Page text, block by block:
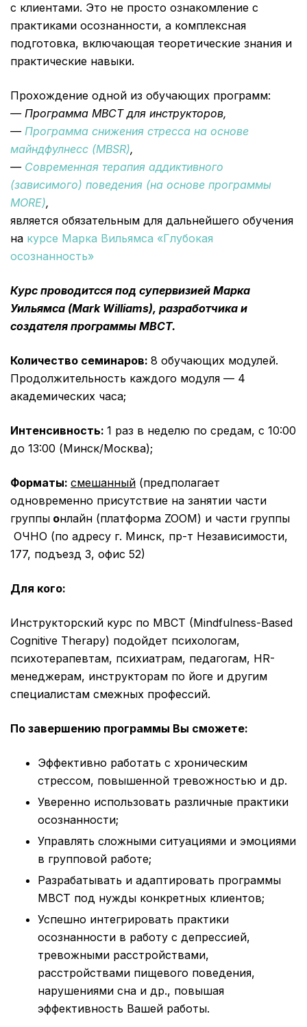
с клиентами. Это не просто ознакомление с
практиками осознанности, а комплексная
подготовка, включающая теоретические знания и
практические навыки.
Прохождение одной из обучающих программ:
— Программа MBCT для инструкторов,
— Программа снижения стресса на основе
майндфулнесс (MBSR),
— Cовременная терапия аддиктивного
(зависимого) поведения (на основе программы
MORE),
является обязательным для дальнейшего обучения
на курсе Марка Вильямса «Глубокая
осознанность»
Курс проводитсся под супервизией Марка
Уильямса (Mark Williams), разработчика и
создателя программы MBCT.
Количество семинаров: 8 обучающих модулей.
Продолжительность каждого модуля — 4
академических часа;
Интенсивность: 1 раз в неделю по средам, с 10:00
до 13:00 (Минск/Москва);
Форматы: смешанный (предполагает
одновременно присутствие на занятии части
группы онлайн (платформа ZOOM) и части группы
ОЧНО (по адресу г. Минск, пр-т Независимости,
177, подъезд 3, офис 52)
Для кого:
Инструкторский курс по MBCT (Mindfulness-Based
Cognitive Therapy) подойдет психологам,
психотерапевтам, психиатрам, педагогам, HR-
менеджерам, инструкторам по йоге и другим
специалистам смежных профессий.
По завершению программы Вы сможете:
Эффективно работать с хроническим
стрессом, повышенной тревожностью и др.
Уверенно использовать различные практики
осознанности;
Управлять сложными ситуациями и эмоциями
в групповой работе;
Разрабатывать и адаптировать программы
MBCT под нужды конкретных клиентов;
Успешно интегрировать практики
осознанности в работу с депрессией,
тревожными расстройствами,
расстройствами пищевого поведения,
нарушениями сна и др., повышая
эффективность Вашей работы.